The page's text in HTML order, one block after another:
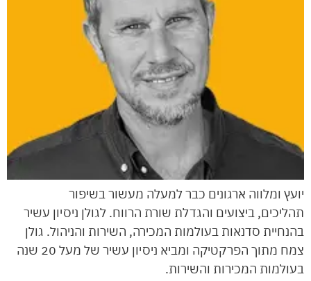
יועץ ומלווה ארגונים כבר למעלה מעשור בשיפור
תהליכים, ביצועים והגדלת שורת הרווח. לגולן ניסיון עשיר
בהנחיית סדנאות בעולמות המכירה, השירות והניהול. גולן
צמח מתוך הפרקטיקה ומביא ניסיון עשיר של מעל 20 שנה
בעולמות המכירות והשירות.